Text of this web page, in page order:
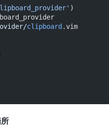
)
clipboard .vim